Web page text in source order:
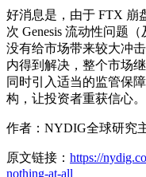
好消息是，由于 FTX 崩
次 Genesis 流动性问题
没有给市场带来较大冲
内得到解决，整个市场
同时引入适当的监管保
构，让投资者重获信心。
作者：NYDIG全球研究
原文链接： https://
nothing-at-all